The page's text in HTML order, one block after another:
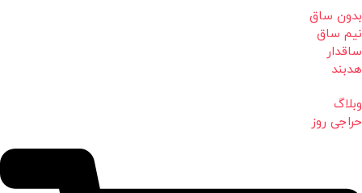
بدون ساق
نیم ساق
ساقدار
هدبند
وبلاگ
حراجی روز